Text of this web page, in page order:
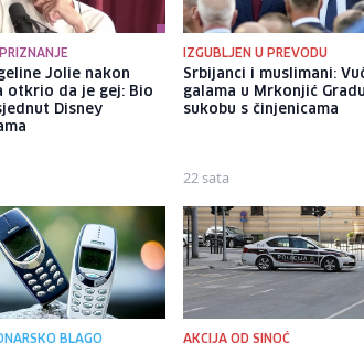
Jolie nakon
otkrio da je gej: Bio
Disney
IZGUBLJEN U PREVODU
Srbijanci i muslimani:
galama u Mrkonjić
sukobu s činjenicama
22 sata
BLAGO AKCIJA OD SINOĆ